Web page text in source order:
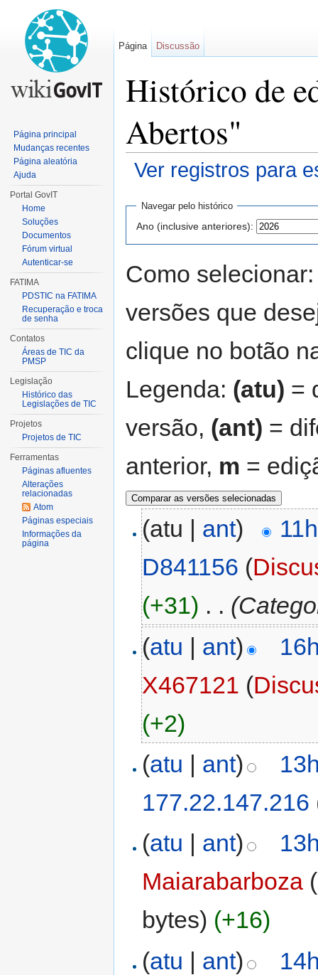
Histórico de
Abertos"
Ver registros para
Navegar pelo histórico
Ano (inclusive anteriores):
Como
versões que
clique no botão
Legenda: (atu) =
versão, (ant) =
anterior, m =
(atu | ant)
D841156 (
(+31) . .
(atu | ant)
X467121 (
(+2)
(atu | ant)
177.22.147.216
(atu | ant)
Maiarabarboza (
bytes) (+16)
(atu | ant)
Página Discussão
Página principal
Mudanças recentes
Página aleatória
Ajuda
Portal GovIT
Home
Soluções
Documentos
Fórum virtual
Autenticar-se
FATIMA
PDSTIC na FATIMA
Recuperação e troca
de senha
Contatos
Áreas de TIC da
PMSP
Legislação
Histórico das
Legislações de TIC
Projetos
Projetos de TIC
Ferramentas
Páginas afluentes
Alterações
relacionadas
Atom
Páginas especiais
Informações da
página